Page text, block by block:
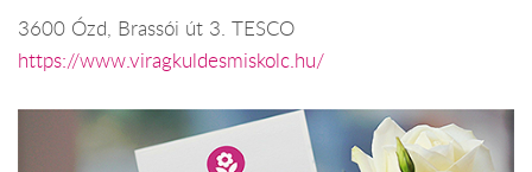
3600 Ózd, Brassói út 3. TESCO
https://www.viragkuldesmiskolc.hu/